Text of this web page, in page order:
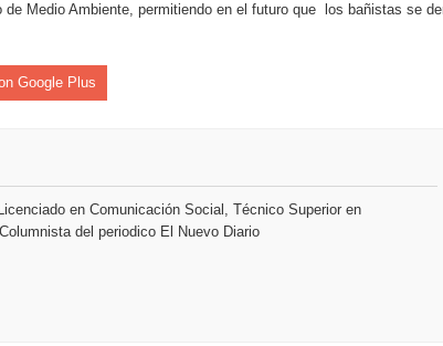
a RD$117 millones en proyecto Nuevas
calificación crediticia AAA.do de Moody's Local RD
Medio Ambiente, permitiendo en el futuro que los bañistas se
Google Plus
en Comunicación Social, Técnico Superior en
del periodico El Nuevo Diario